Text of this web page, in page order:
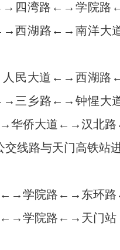
←→四湾路←→学院
西湖路←→南洋大
人民大道←→西湖
三乡路←→钟惺大
华侨大道←→汉北
交线路与天门高铁站
←→学院路←→东环
←→学院路←→天门站